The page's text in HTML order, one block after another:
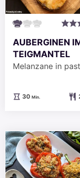
AUBERGINEN
TEIGMANTEL
Melanzane in
30Minuten
Min.